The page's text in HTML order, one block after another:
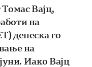
Вајц,
на
денеска го
на
Иако Вајц